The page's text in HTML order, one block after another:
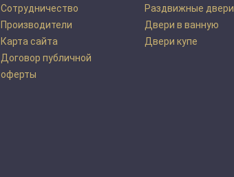
Сотрудничество
Производители
Карта сайта
Договор публичной
оферты
Раздвижные двери
Двери в ванную
Двери купе